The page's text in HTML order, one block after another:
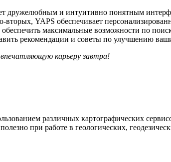
дружелюбным и интуитивно понятным
YAPS обеспечивает
максимальные возможности по
рекомендации и советы по улучшению
карьеру завтра!
различных картографических
при работе в геологических,